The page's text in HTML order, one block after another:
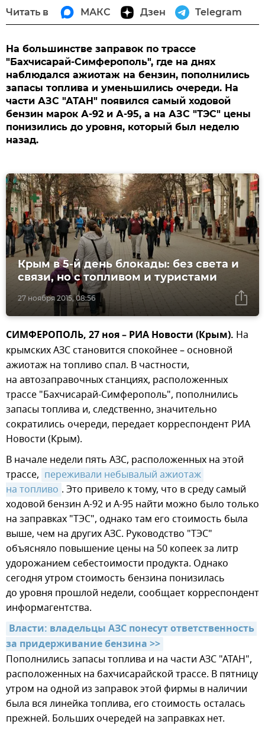
Читать в МАКС Дзен Telegram
На большинстве заправок по трассе
"Бахчисарай-Симферополь", где на днях
наблюдался ажиотаж на бензин, пополнились
запасы топлива и уменьшились очереди. На
части АЗС "АТАН" появился самый ходовой
бензин марок А-92 и А-95, а на АЗС "ТЭС" цены
понизились до уровня, который был неделю
назад.
27 ноября 2015, 08:56
Крым в 5-й день блокады: без света и
связи, но с топливом и туристами
СИМФЕРОПОЛЬ, 27 ноя – РИА Новости (Крым). На
крымских АЗС становится спокойнее – основной
ажиотаж на топливо спал. В частности,
на автозаправочных станциях, расположенных
трассе "Бахчисарай-Симферополь", пополнились
запасы топлива и, следственно, значительно
сократились очереди, передает корреспондент РИА
Новости (Крым).
В начале недели пять АЗС, расположенных на этой
трассе, переживали небывалый ажиотаж
на топливо . Это привело к тому, что в среду самый
ходовой бензин А-92 и А-95 найти можно было только
на заправках "ТЭС", однако там его стоимость была
выше, чем на других АЗС. Руководство "ТЭС"
объясняло повышение цены на 50 копеек за литр
удорожанием себестоимости продукта. Однако
сегодня утром стоимость бензина понизилась
до уровня прошлой недели, сообщает корреспондент
информагентства.
Власти: владельцы АЗС понесут ответственность
за придерживание бензина >>
Пополнились запасы топлива и на части АЗС "АТАН",
расположенных на бахчисарайской трассе. В пятницу
утром на одной из заправок этой фирмы в наличии
была вся линейка топлива, его стоимость осталась
прежней. Больших очередей на заправках нет.